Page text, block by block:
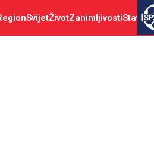
SvijetŽivotZanimljivostiStav